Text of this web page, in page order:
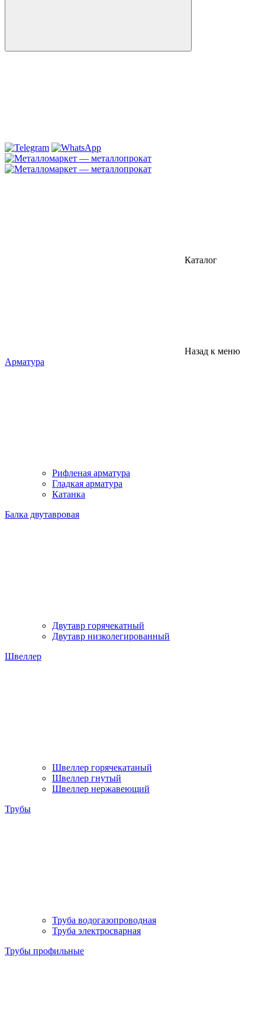
Каталог
Назад к меню
Арматура
Рифленая арматура
Гладкая арматура
Катанка
Балка двутавровая
Двутавр горячекатный
Двутавр низколегированный
Швеллер
Швеллер горячекатаный
Швеллер гнутый
Швеллер нержавеющий
Трубы
Труба водогазопроводная
Труба электросварная
Трубы профильные